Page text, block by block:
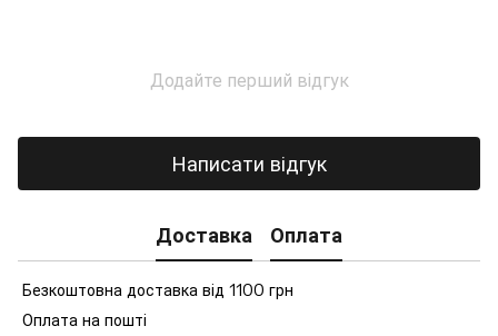
Додайте перший відгук
Написати відгук
Доставка Оплата
Безкоштовна доставка від 1100 грн
Оплата на пошті